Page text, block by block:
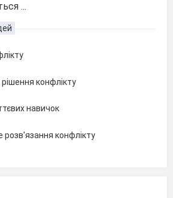
...
конфлікту
навичок
розв'язання конфлікту